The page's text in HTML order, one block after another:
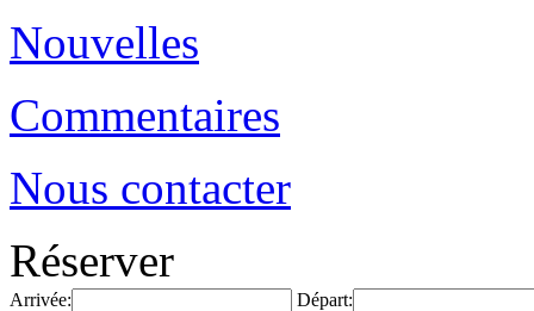
Nouvelles
Commentaires
Nous contacter
Réserver
Arrivée: Départ: